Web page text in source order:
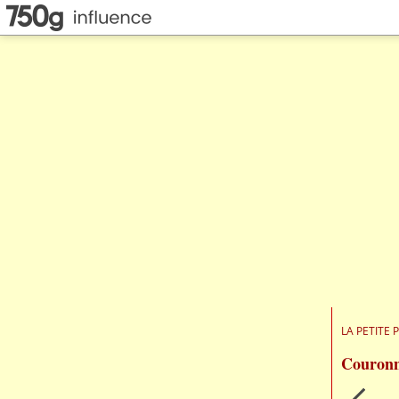
LA PETITE